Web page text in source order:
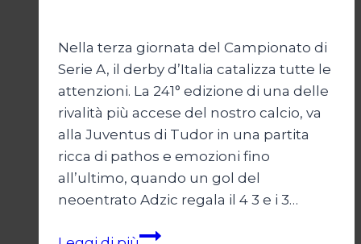
Nella terza giornata del Campionato di
Serie A, il derby d’Italia catalizza tutte le
attenzioni. La 241° edizione di una delle
rivalità più accese del nostro calcio, va
alla Juventus di Tudor in una partita
ricca di pathos e emozioni fino
all’ultimo, quando un gol del
neoentrato Adzic regala il 4 3 e i 3…
Derby